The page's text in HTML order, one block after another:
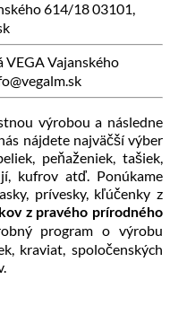
614/18 03101,
VEGA Vajanského
výrobou a následne
nájdete najväčší výber
peňaženiek, tašiek,
kufrov atď. Ponúkame
prívesky, kľúčenky z
z pravého prírodného
program o výrobu
kraviat, spoločenských